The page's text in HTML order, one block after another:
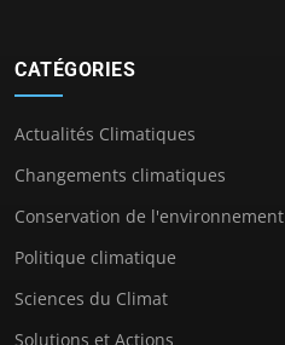
CATÉGORIES
Actualités Climatiques
Changements climatiques
Conservation de l'environnement
Politique climatique
Sciences du Climat
Solutions et Actions